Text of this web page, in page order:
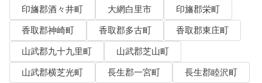
印旛郡酒々井町
大網白里市
印旛郡栄町
香取郡神崎町
香取郡多古町
香取郡東庄町
山武郡九十九里町
山武郡芝山町
山武郡横芝光町
長生郡一宮町
長生郡睦沢町